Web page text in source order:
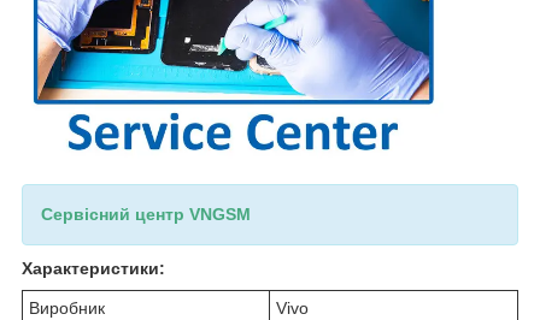
Сервісний центр VNGSM
Характеристики:
Виробник
Vivo